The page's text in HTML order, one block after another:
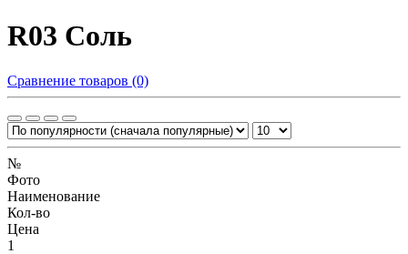
R03 Соль
Сравнение товаров (0)
№
Фото
Наименование
Кол-во
Цена
1